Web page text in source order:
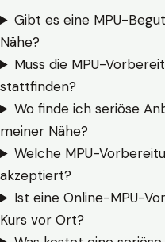
Gibt es eine MPU-
Nähe?
Muss die MPU-
stattfinden?
Wo finde ich seriöse
meiner Nähe?
Welche MPU-
akzeptiert?
Ist eine Online-MPU-
Kurs vor Ort?